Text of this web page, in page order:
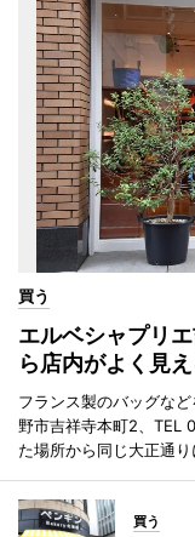
買う
エルベシャプリ
ら店内がよく見
フランス製のバッグな
野市吉祥寺本町2、TEL
た場所から同じ大正通
買う